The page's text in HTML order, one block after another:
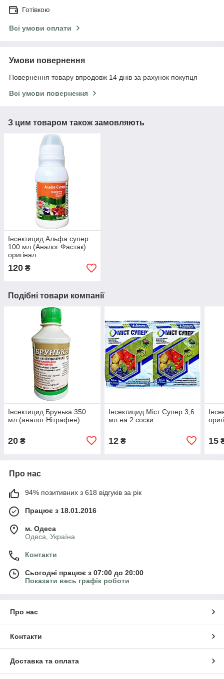
Готівкою
Всі умови оплати
Умови повернення
Повернення товару впродовж 14 днів за рахунок покупця
Всі умови повернення
З цим товаром також замовляють
Інсектицид Альфа супер
100 мл (Аналог Фастак)
оригінал
120 ₴
Подібні товари компанії
Інсектицид Брунька 350
мл (аналог Нітрафен)
20 ₴
Інсектицид Mіст Супер 3,6
мл на 2 соски
12₴ 15
Про нас
94% позитивних з 618 відгуків за рік
Працює з 18.01.2016
м. Одеса
Одеса, Україна
Контакти
Сьогодні працює з 07:00 до 20:00
Показати весь графік роботи
Про нас
Контакти
Доставка та оплата